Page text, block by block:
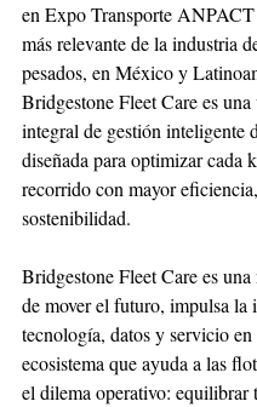
en Expo Transporte
más relevante de la industria
pesados, en México y
Bridgestone Fleet Care es
integral de gestión inteligente
diseñada para optimizar cada
recorrido con mayor
sostenibilidad.
Bridgestone Fleet Care es
de mover el futuro, impulsa la
tecnología, datos y servicio en
ecosistema que ayuda a las
el dilema operativo: equilibrar